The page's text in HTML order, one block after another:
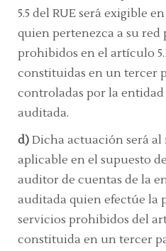
5.5 del RUE será exigible
quien pertenezca a su red
prohibidos en el artículo
constituidas en un tercer
controladas por la
auditada.
d) Dicha actuación será al
aplicable en el supuesto
auditor de cuentas de la
auditada quien efectúe la
servicios prohibidos del
constituida en un tercer